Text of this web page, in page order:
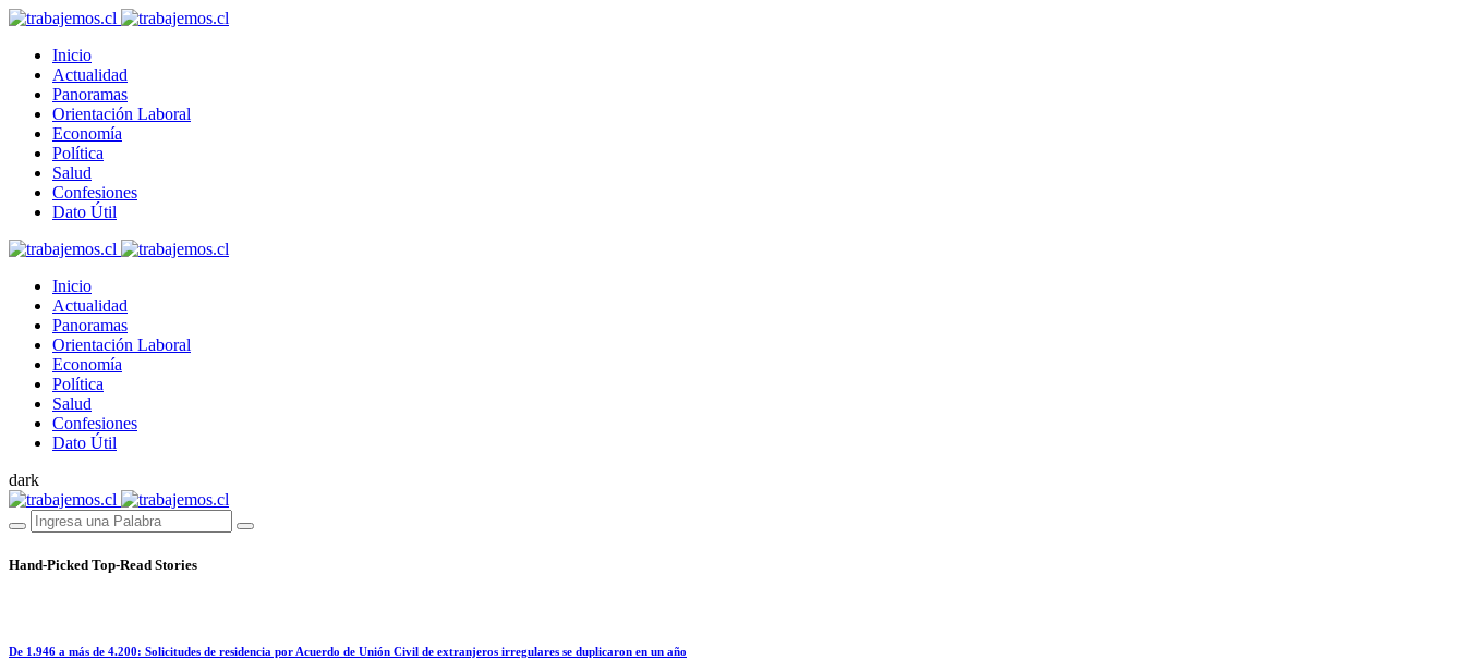
Inicio
Actualidad
Panoramas
Orientación Laboral
Economía
Política
Salud
Confesiones
Dato Útil
Inicio
Actualidad
Panoramas
Orientación Laboral
Economía
Política
Salud
Confesiones
Dato Útil
dark
Hand-Picked Top-Read Stories
De 1.946 a más de 4.200: Solicitudes de residencia por Acuerdo de Unión Civil de extranjeros irregulares se duplicaron en un año